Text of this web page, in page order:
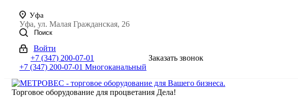
Уфа
Уфа, ул. Малая Гражданская, 26
Поиск
Войти
+7 (347) 200-07-01
+7 (347) 200-07-01 Многоканальный
Заказать звонок
Торговое оборудование для процветания Дела!